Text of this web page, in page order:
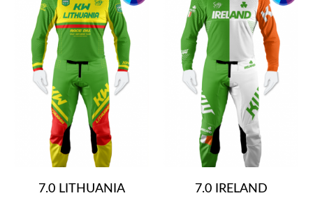
7.0 LITHUANIA 7.0 IRELAND